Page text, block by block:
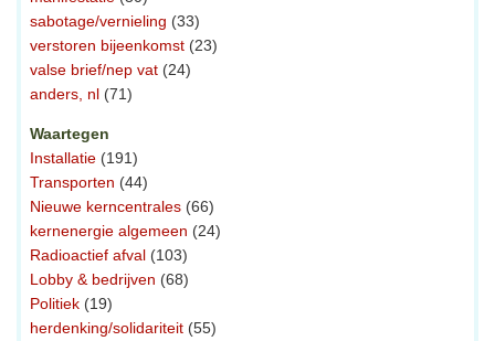
sabotage/vernieling (33)
verstoren bijeenkomst (23)
valse brief/nep vat (24)
anders, nl (71)
Waartegen
Installatie (191)
Transporten (44)
Nieuwe kerncentrales (66)
kernenergie algemeen (24)
Radioactief afval (103)
Lobby & bedrijven (68)
Politiek (19)
herdenking/solidariteit (55)